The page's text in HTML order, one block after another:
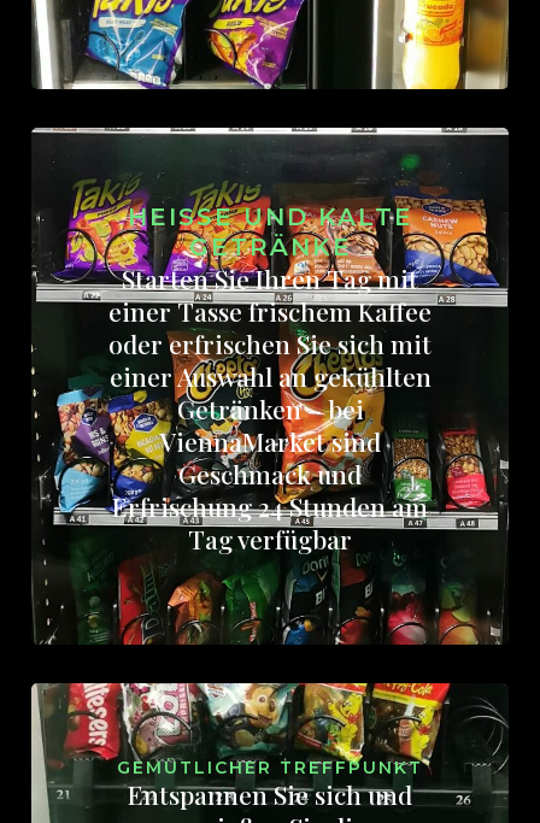
HEISSE UND KALTE G
ETRÄNKE
Starten Sie Ihren Tag mit
einer Tasse frischem Kaffee
oder erfrischen Sie sich mit
einer Auswahl an gekühlten
Getränken – bei
ViennaMarket sind
Geschmack und
Erfrischung 24 Stunden am
Tag verfügbar
GEMÜTLICHER TREFFPUNKT
Entspannen Sie sich und